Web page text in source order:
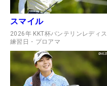
スマイル
2026年 KKT杯バンテリンレディス
練習日・プロアマ